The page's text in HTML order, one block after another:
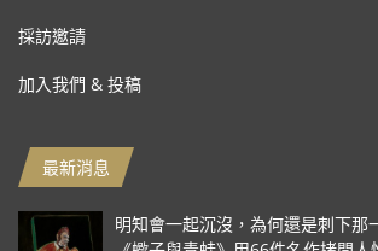
採訪邀請
加入我們 & 投稿
最新消息
明知會一起沉沒，為何還是刺下那